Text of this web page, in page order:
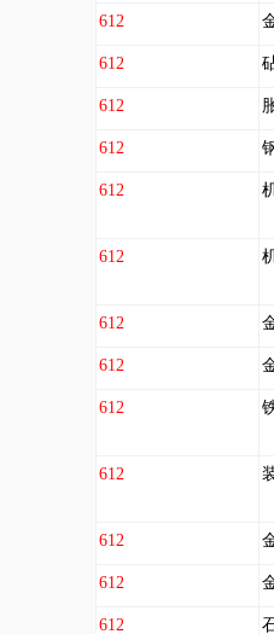
612
612
612
612
612
612
612
612
612
612
612
612
612